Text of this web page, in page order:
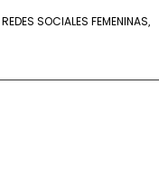
REDES SOCIALES FEMENINAS,